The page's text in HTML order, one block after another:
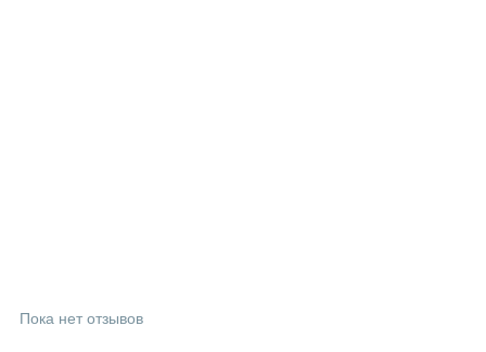
Пока нет отзывов